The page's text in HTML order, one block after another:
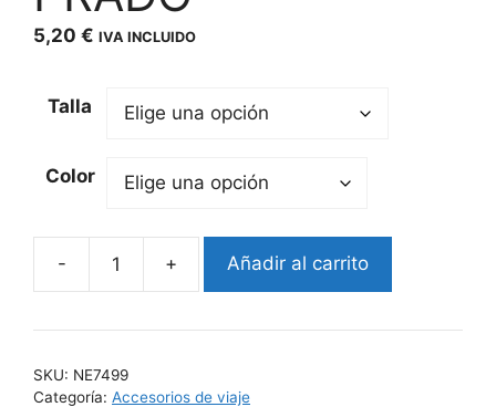
5,20 € IVA INCLUIDO
Talla
Color
PRADO
Añadir al carrito
SKU: NE7499
Categoría: Accesorios de viaje